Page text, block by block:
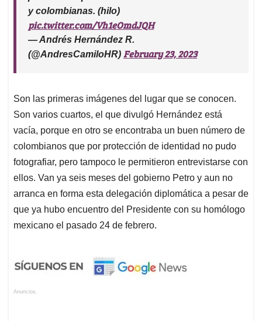
y colombianas. (hilo)
pic.twitter.com/Vh1eOmdJQH
— Andrés Hernández R.
(@AndresCamiloHR) February 23, 2023
Son las primeras imágenes del lugar que se conocen.
Son varios cuartos, el que divulgó Hernández está
vacía, porque en otro se encontraba un buen número de
colombianos que por protección de identidad no pudo
fotografiar, pero tampoco le permitieron entrevistarse con
ellos. Van ya seis meses del gobierno Petro y aun no
arranca en forma esta delegación diplomática a pesar de
que ya hubo encuentro del Presidente con su homólogo
mexicano el pasado 24 de febrero.
Anuncios.